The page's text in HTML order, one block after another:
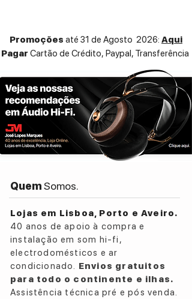
transição suave e coerente entre médios e
agudos. Esta solução garante clareza,
detalhamento excecional e uma imagem
sonora envolvente. Os graves são
simplesmente impressionantes: os quatro
woofers laterais em alumínio sandwich de
7 polegadas, combinados com dois
radiadores passivos de 10 polegadas,
proporcionam impacto, profundidade e
elevados, mantendo o som limpo e natural
em salas amplas.
Para maior adaptação ao teu ambiente
acústico, as anéis
DCR (Directivity Control
Rings)permitem ajustar a dispersão
sonora no médio, otimizando o equilíbrio
entre som direto e difuso conforme a tua
posição de audição.
Promoções até 31 de Agosto 2026: Aqui
Pagar Cartão de Crédito, Paypal, Transferência
QuemSomos.
Lojas em Lisboa, Porto e Aveiro.
40 anos de apoio à compra e
instalação em som hi-fi,
electrodomésticos e ar
condicionado. Envios gratuitos
para todo o continente e ilhas.
Assistência técnica pré e pós venda.